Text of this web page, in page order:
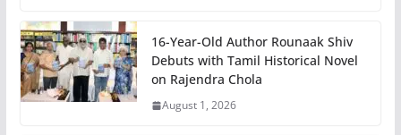
16-Year-Old Author Rounaak Shiv
Debuts with Tamil Historical Novel
on Rajendra Chola
August 1, 2026